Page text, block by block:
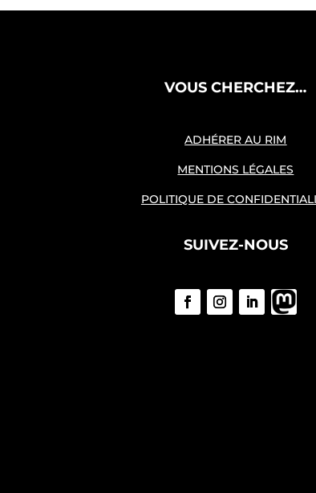
VOUS CHERCHEZ…
ADHÉRER AU RIM
MENTIONS LÉGALES
POLITIQUE DE
SUIVEZ-NOUS